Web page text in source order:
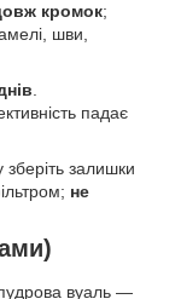
кромок;
шви,
.
падає
зберіть залишки
не
вуаль —